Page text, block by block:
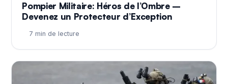
Pompier Militaire: Héros de l’Ombre –
Devenez un Protecteur d’Exception
7 min de lecture